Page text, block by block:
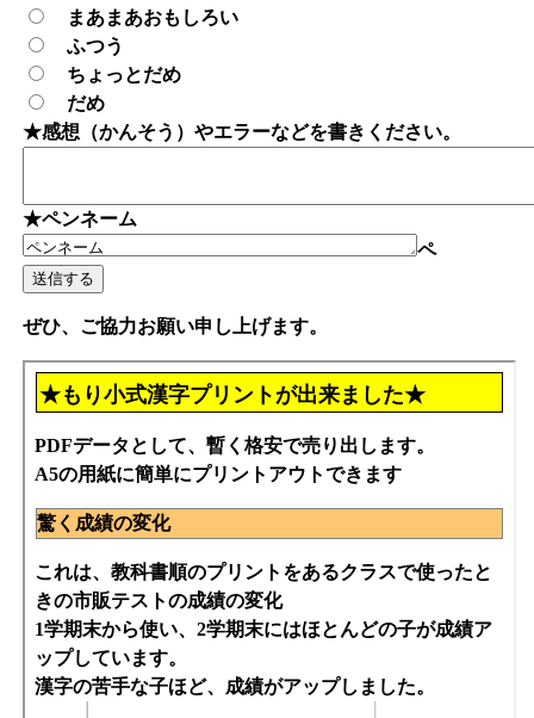
まあまあおもしろい
ふつう
ちょっとだめ
だめ
★感想（かんそう）やエラーなどを書きください。
★ペンネーム
ペ
ぜひ、ご協力お願い申し上げます。